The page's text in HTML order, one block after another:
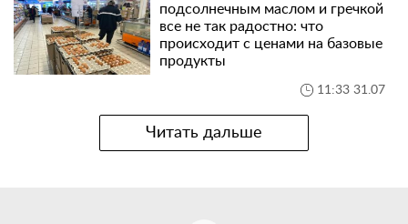
подсолнечным маслом и гречкой
все не так радостно: что
происходит с ценами на базовые
продукты
11:33 31.07
Читать дальше